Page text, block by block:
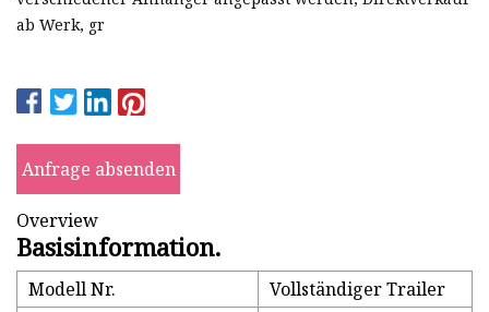
ab Werk, gr
Anfrage absenden
Overview
Basisinformation.
Modell Nr.
Vollständiger Trailer